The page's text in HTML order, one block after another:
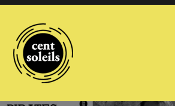
Skip
content